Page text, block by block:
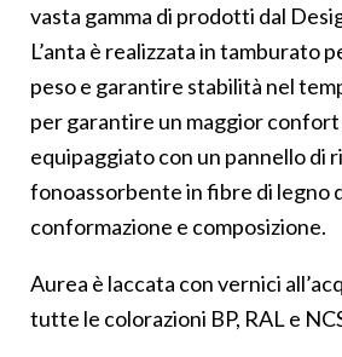
vasta gamma di prodotti dal
L’anta è realizzata in tamburato
peso e garantire stabilità nel
per garantire un maggior
equipaggiato con un pannello di
fonoassorbente in fibre di legno
conformazione e composizione.
Aurea è laccata con vernici
tutte le colorazioni BP, RAL e